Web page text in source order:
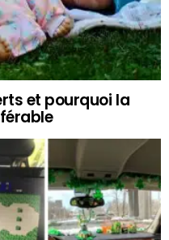
et pourquoi la